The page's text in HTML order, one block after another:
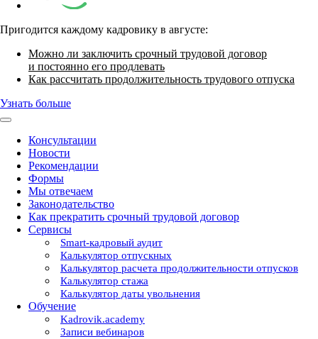
Пригодится каждому кадровику в августе:
Можно ли заключить срочный трудовой договор
и постоянно его продлевать
Как рассчитать продолжительность трудового отпуска
Узнать больше
Консультации
Новости
Рекомендации
Формы
Мы отвечаем
Законодательство
Как прекратить срочный трудовой договор
Сервисы
Smart-кадровый аудит
Калькулятор отпускных
Калькулятор расчета продолжительности отпусков
Калькулятор стажа
Калькулятор даты увольнения
Обучение
Kadrovik.academy
Записи вебинаров